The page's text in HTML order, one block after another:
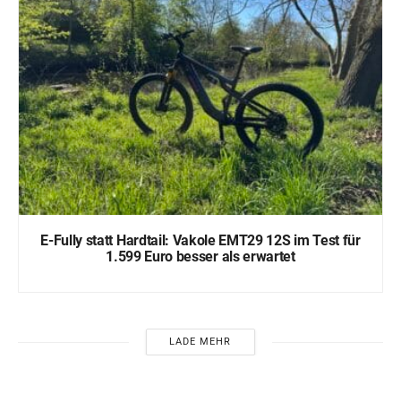
E-Fully statt Hardtail: Vakole EMT29 12S im Test für
1.599 Euro besser als erwartet
LADE MEHR